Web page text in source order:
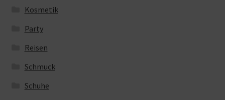
Kosmetik
Party
Reisen
Schmuck
Schuhe